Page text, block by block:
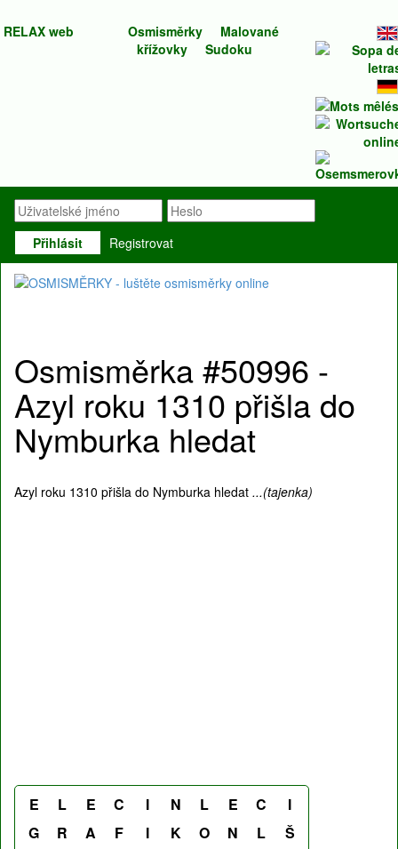
RELAX web Osmisměrky
Malované
křížovky
Sudoku
Přihlásit Registrovat
Osmisměrka #50996 -
Azyl roku 1310 přišla do
Nymburka hledat
Azyl roku 1310 přišla do Nymburka hledat ...(tajenka)
E L E C I N L E C
I
G
R A F I K O N L
Š